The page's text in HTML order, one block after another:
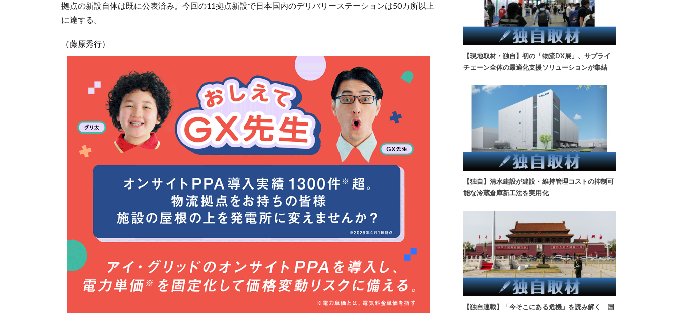
拠点の新設自体は既に公表済み。今回の11拠点新設で日本国内のデリバリーステーションは50カ所以上
に達する。
（藤原秀行）
【現地取材・独自】初の「物流DX展」、サプライ
チェーン全体の最適化支援ソリューションが集結
【独自】清水建設が建設・維持管理コストの抑制可
能な冷蔵倉庫新工法を実用化
【独自連載】「今そこにある危機」を読み解く 国